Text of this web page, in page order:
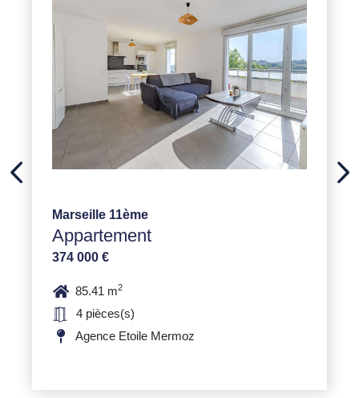
Marseille 11ème
Appartement
374 000 €
85.41 m2
4 pièces(s)
Agence Etoile Mermoz